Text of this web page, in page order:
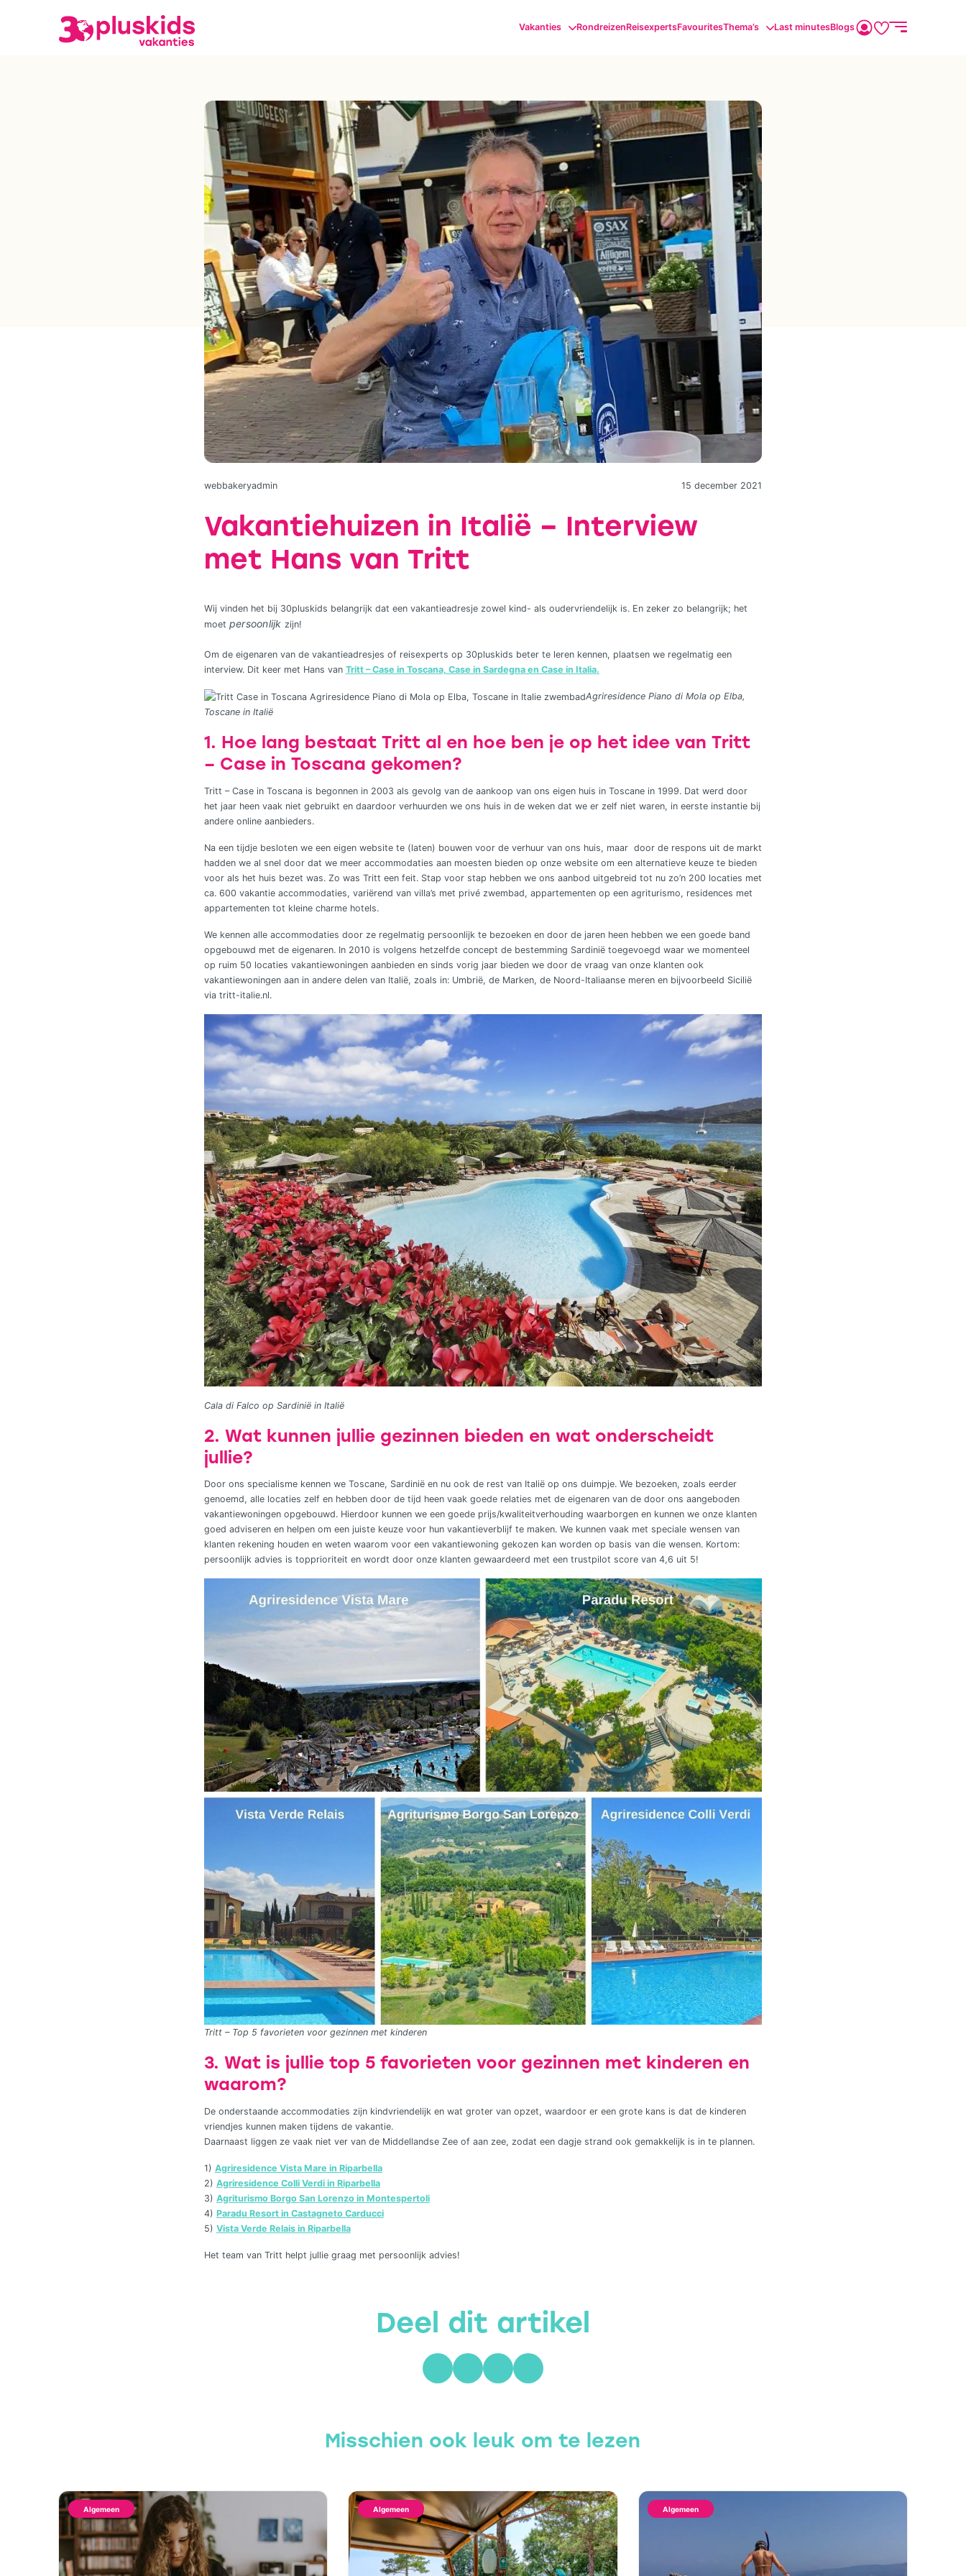
Vakanties RondreizenReisexpertsFavouritesThema’s Last minutesBlogs
webbakeryadmin 15 december 2021
Vakantiehuizen in Italië – Interview
met Hans van Tritt
Wij vinden het bij 30pluskids belangrijk dat een vakantieadresje zowel kind- als oudervriendelijk is. En zeker zo belangrijk; het
moet persoonlijk zijn!
Om de eigenaren van de vakantieadresjes of reisexperts op 30pluskids beter te leren kennen, plaatsen we regelmatig een
interview. Dit keer met Hans van Tritt – Case in Toscana, Case in Sardegna en Case in Italia.
Agriresidence Piano di Mola op Elba,
Toscane in Italië
1. Hoe lang bestaat Tritt al en hoe ben je op het idee van Tritt
– Case in Toscana gekomen?
Tritt – Case in Toscana is begonnen in 2003 als gevolg van de aankoop van ons eigen huis in Toscane in 1999. Dat werd door
het jaar heen vaak niet gebruikt en daardoor verhuurden we ons huis in de weken dat we er zelf niet waren, in eerste instantie bij
andere online aanbieders.
Na een tijdje besloten we een eigen website te (laten) bouwen voor de verhuur van ons huis, maar door de respons uit de markt
hadden we al snel door dat we meer accommodaties aan moesten bieden op onze website om een alternatieve keuze te bieden
voor als het huis bezet was. Zo was Tritt een feit. Stap voor stap hebben we ons aanbod uitgebreid tot nu zo’n 200 locaties met
ca. 600 vakantie accommodaties, variërend van villa’s met privé zwembad, appartementen op een agriturismo, residences met
appartementen tot kleine charme hotels.
We kennen alle accommodaties door ze regelmatig persoonlijk te bezoeken en door de jaren heen hebben we een goede band
opgebouwd met de eigenaren. In 2010 is volgens hetzelfde concept de bestemming Sardinië toegevoegd waar we momenteel
op ruim 50 locaties vakantiewoningen aanbieden en sinds vorig jaar bieden we door de vraag van onze klanten ook
vakantiewoningen aan in andere delen van Italië, zoals in: Umbrië, de Marken, de Noord-Italiaanse meren en bijvoorbeeld Sicilië
via tritt-italie.nl.
Cala di Falco op Sardinië in Italië
2. Wat kunnen jullie gezinnen bieden en wat onderscheidt
jullie?
Door ons specialisme kennen we Toscane, Sardinië en nu ook de rest van Italië op ons duimpje. We bezoeken, zoals eerder
genoemd, alle locaties zelf en hebben door de tijd heen vaak goede relaties met de eigenaren van de door ons aangeboden
vakantiewoningen opgebouwd. Hierdoor kunnen we een goede prijs/kwaliteitverhouding waarborgen en kunnen we onze klanten
goed adviseren en helpen om een juiste keuze voor hun vakantieverblijf te maken. We kunnen vaak met speciale wensen van
klanten rekening houden en weten waarom voor een vakantiewoning gekozen kan worden op basis van die wensen. Kortom:
persoonlijk advies is topprioriteit en wordt door onze klanten gewaardeerd met een trustpilot score van 4,6 uit 5!
Tritt – Top 5 favorieten voor gezinnen met kinderen
3. Wat is jullie top 5 favorieten voor gezinnen met kinderen en
waarom?
De onderstaande accommodaties zijn kindvriendelijk en wat groter van opzet, waardoor er een grote kans is dat de kinderen
vriendjes kunnen maken tijdens de vakantie.
Daarnaast liggen ze vaak niet ver van de Middellandse Zee of aan zee, zodat een dagje strand ook gemakkelijk is in te plannen.
1) Agriresidence Vista Mare in Riparbella
2) Agriresidence Colli Verdi in Riparbella
3) Agriturismo Borgo San Lorenzo in Montespertoli
4) Paradu Resort in Castagneto Carducci
5) Vista Verde Relais in Riparbella
Het team van Tritt helpt jullie graag met persoonlijk advies!
Deel dit artikel
Misschien ook leuk om te lezen
Algemeen Algemeen Algemeen